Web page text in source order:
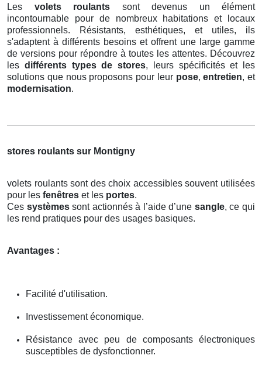
Les volets roulants sont devenus un élément
incontournable pour de nombreux habitations et locaux
professionnels. Résistants, esthétiques, et utiles, ils
s'adaptent à différents besoins et offrent une large gamme
de versions pour répondre à toutes les attentes. Découvrez
les différents types de stores, leurs spécificités et les
solutions que nous proposons pour leur pose,entretien, et
modernisation.
stores roulants sur Montigny
volets roulants sont des choix accessibles souvent utilisées
pour les fenêtres et les portes.
Ces systèmessont actionnés à l’aide d’une sangle, ce qui
les rend pratiques pour des usages basiques.
Avantages :
Facilité d'utilisation.
Investissement économique.
Résistance avec peu de composants électroniques
susceptibles de dysfonctionner.